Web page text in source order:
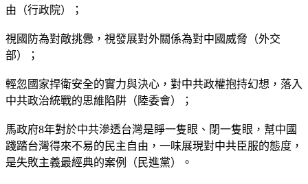
由（行政院）；
視國防為對敵挑釁，視發展對外關係為對中國威脅（外交
部）；
輕忽國家捍衛安全的實力與決心，對中共政權抱持幻想，落入
中共政治統戰的思維陷阱（陸委會）；
馬政府8年對於中共滲透台灣是睜一隻眼、閉一隻眼，幫中國
踐踏台灣得來不易的民主自由，一味展現對中共臣服的態度，
是失敗主義最經典的案例（民進黨）。